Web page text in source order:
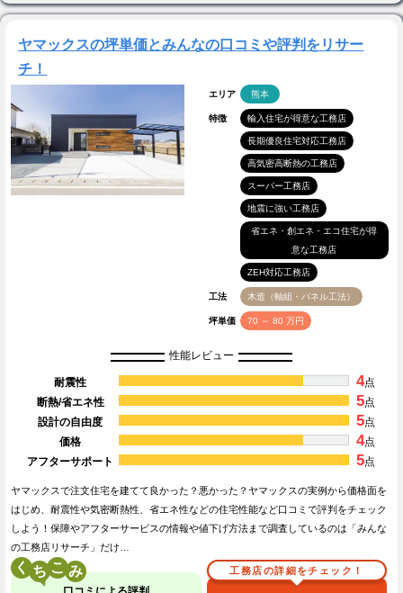
ヤマックスの坪単価とみんなの口コミや評判をリサー
チ！
エリア 熊本
特徴 輸入住宅が得意な工務店
長期優良住宅対応工務店
高気密高断熱の工務店
スーパー工務店
地震に強い工務店
省エネ・創エネ・エコ住宅が得
意な工務店
ZEH対応工務店
工法 木造（軸組・パネル工法）
坪単価 70 ～ 80 万円
性能レビュー
耐震性 4点
断熱/省エネ性
5点
設計の自由度
5点
価格
4点
アフターサポート
5点
ヤマックスで注文住宅を建てて良かった？悪かった？ヤマックスの実例から価格面を
はじめ、耐震性や気密断熱性、省エネ性などの住宅性能など口コミで評判をチェック
しよう！保障やアフターサービスの情報や値下げ方法まで調査しているのは「みんな
の工務店リサーチ」だけ…
く こ 工務店の詳細をチェック！